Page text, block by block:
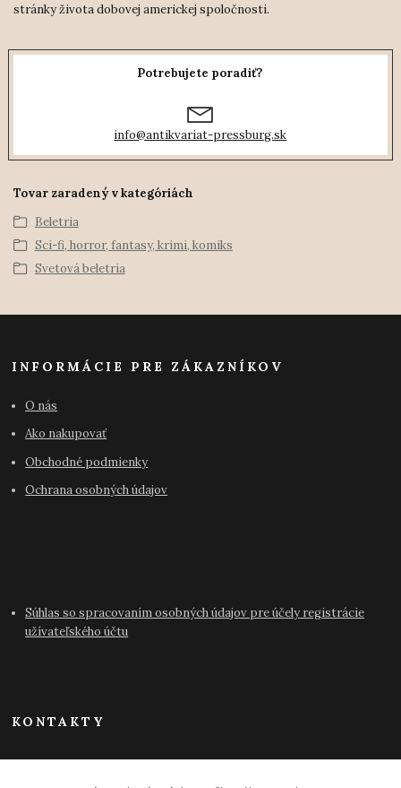
stránky života dobovej americkej spoločnosti.
Potrebujete poradiť?
info@antikvariat-pressburg.sk
Tovar zaradený v kategóriách
Beletria
Sci-fi, horror, fantasy, krimi, komiks
Svetová beletria
INFORMÁCIE PRE ZÁKAZNÍKOV
O nás
Ako nakupovať
Obchodné podmienky
Ochrana osobných údajov
Súhlas so spracovaním osobných údajov pre účely registrácie
užívateľského účtu
KONTAKTY